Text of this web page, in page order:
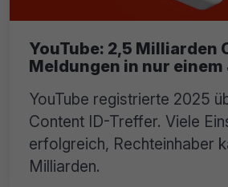
YouTube: 2,5 Milliarden
Meldungen in nur einem
YouTube registrierte 2025
Content ID-Treffer. Viele
erfolgreich, Rechteinhaber
Milliarden.